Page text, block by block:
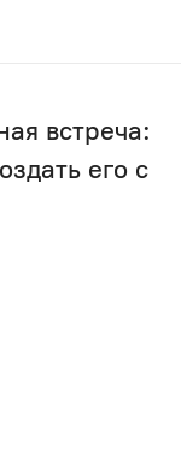
встреча:
его с